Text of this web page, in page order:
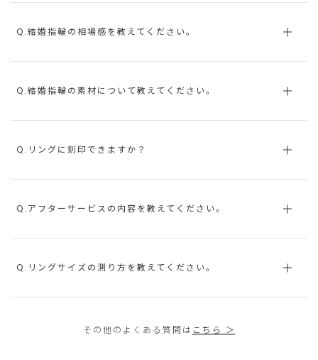
Q.結婚指輪の相場感を教えてください。
Q.結婚指輪の素材について教えてください。
Q.リングに刻印できますか？
Q.アフターサービスの内容を教えてください。
Q.リングサイズの測り方を教えてください。
その他のよくある質問は こちら ＞